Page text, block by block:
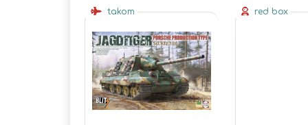
takom red box